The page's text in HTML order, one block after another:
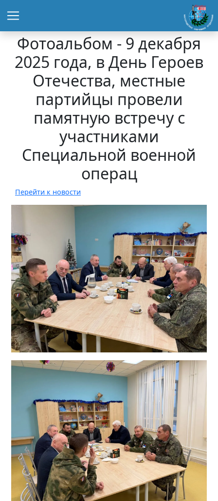
Фотоальбом - 9 декабря
2025 года, в День Героев
Отечества, местные
партийцы провели
памятную встречу с
участниками
Специальной военной
операц
Перейти к новости